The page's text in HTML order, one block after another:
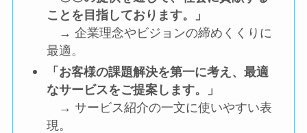
ことを目指しております。」
→ 企業理念やビジョンの締めくくりに
最適。
「お客様の課題解決を第一に考え、最適
なサービスをご提案します。」
→ サービス紹介の一文に使いやすい表
現。